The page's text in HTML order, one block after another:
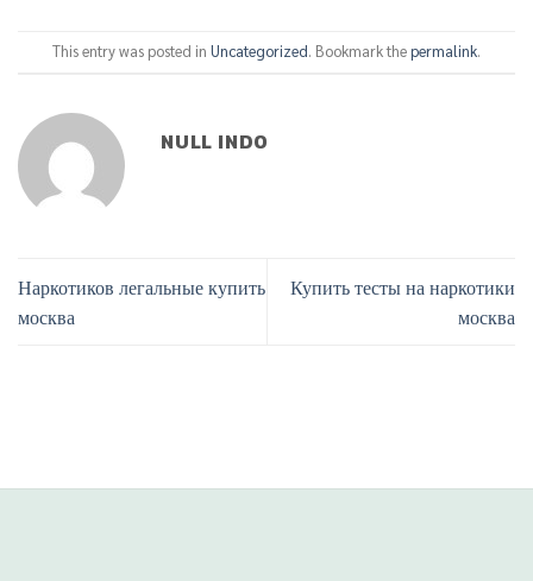
This entry was posted in Uncategorized. Bookmark thepermalink.
NULL INDO
Наркотиков легальные купить
москва
Купить тесты на наркотики
москва